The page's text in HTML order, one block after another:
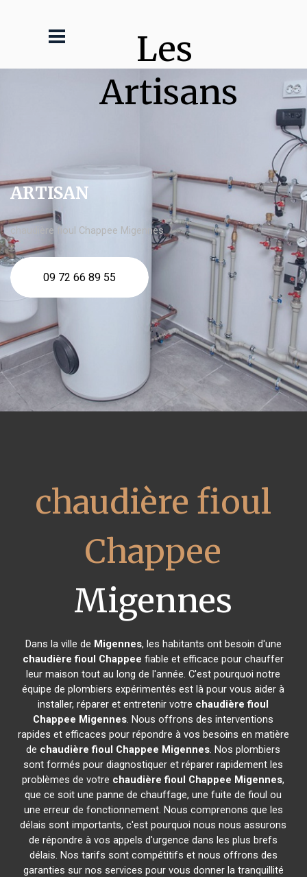
Les
Artisans
ARTISAN
chaudière fioul Chappee Migennes
09 72 66 89 55
chaudière fioul
Chappee
Migennes
Dans la ville de Migennes, les habitants ont besoin d'une
chaudière fioul Chappee fiable et efficace pour chauffer
leur maison tout au long de l'année. C'est pourquoi notre
équipe de plombiers expérimentés est là pour vous aider à
installer, réparer et entretenir votre chaudière fioul
Chappee Migennes. Nous offrons des interventions
rapides et efficaces pour répondre à vos besoins en matière
de chaudière fioul Chappee Migennes. Nos plombiers
sont formés pour diagnostiquer et réparer rapidement les
problèmes de votre chaudière fioul Chappee Migennes,
que ce soit une panne de chauffage, une fuite de fioul ou
une erreur de fonctionnement. Nous comprenons que les
délais sont importants, c'est pourquoi nous nous assurons
de répondre à vos appels d'urgence dans les plus brefs
délais. Nos tarifs sont compétitifs et nous offrons des
garanties sur nos services pour vous donner la tranquillité